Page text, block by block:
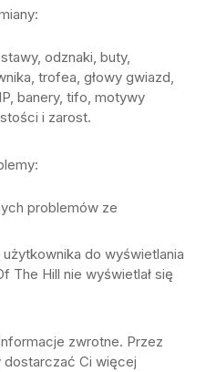
odznaki, buty,
trofea, głowy gwiazd,
banery, tifo, motywy
i zarost.
problemów ze
do wyświetlania
The Hill nie wyświetlał się
zwrotne. Przez
dostarczać Ci więcej